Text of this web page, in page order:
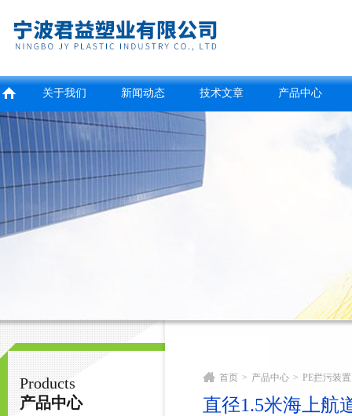
宁波君益塑业有限公司
关于我们 新闻动态 技术文章 产品中心
Products
产品中心
首页 > 产品中心 > PE拦污装置
直径1.5米海上航